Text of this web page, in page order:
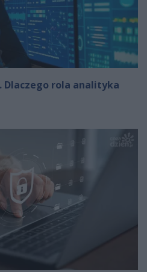
Dlaczego rola analityka